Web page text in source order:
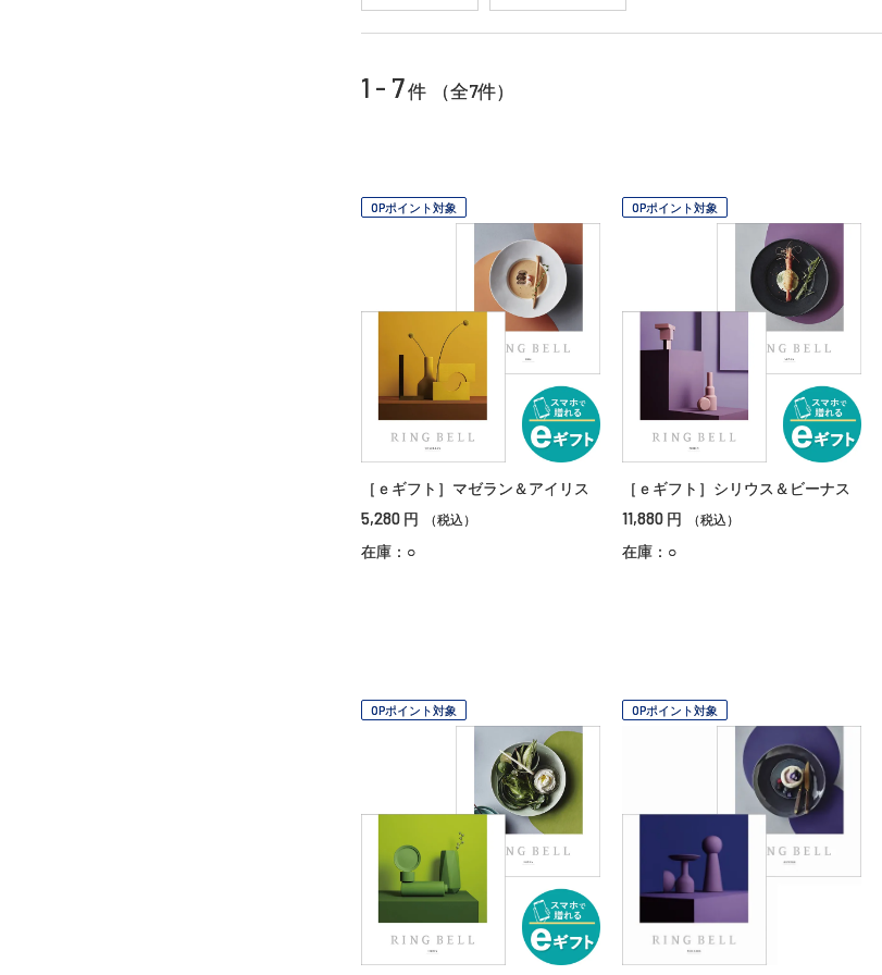
1 - 7件 （全7件）
OPポイント対象
［ｅギフト］マゼラン＆アイリス
5,280 円 （税込）
在庫：○
OPポイント対象
［ｅギフト］シリウス＆ビーナス
11,880 円 （税込）
在庫：○
OPポイント対象 OPポイント対象